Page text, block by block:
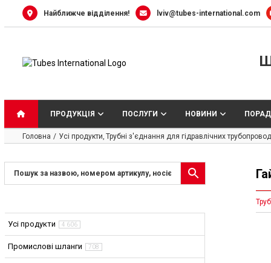
Найближче відділення! lviv@tubes-international.com
ПРОДУКЦІЯ ПОСЛУГИ НОВИНИ
Головна Усі продукти Трубні з'єднання для гідравлічних
Усі продукти 4 606
Промислові шланги 708